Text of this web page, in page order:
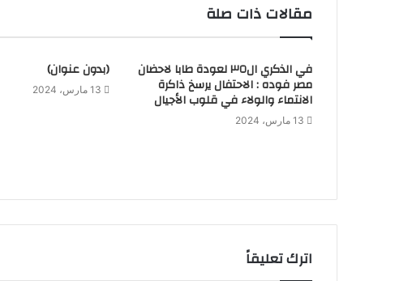
مقالات ذات صلة
في الذكري ال٣٥ لعودة طابا لاحضان
مصر فوده : الاحتفال يرسخ ذاكرة
الانتماء والولاء في قلوب الأجيال
13 مارس، 2024
(بدون عنوان)
13 مارس، 2024
اترك تعليقاً